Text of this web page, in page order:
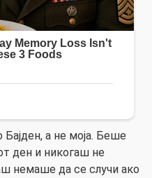
Бајден, а не моја. Беше
ден и никогаш не
немаше да се случи ако